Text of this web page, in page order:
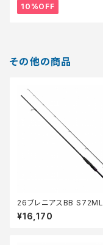
10%OFF
その他の商品
26ブレニアスBB S72ML
¥16,170